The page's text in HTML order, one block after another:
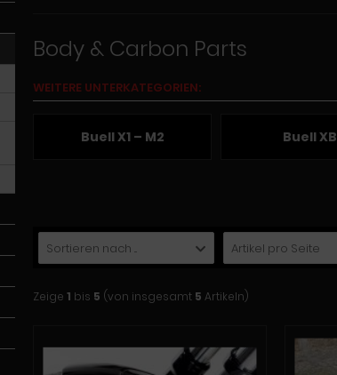
Body & Carbon Parts
WEITERE UNTERKATEGORIEN:
Buell X1 – M2 Buell XB
Sortieren nach ... Artikel pro Seite
Zeige 1 bis 5 (von insgesamt 5 Artikeln)